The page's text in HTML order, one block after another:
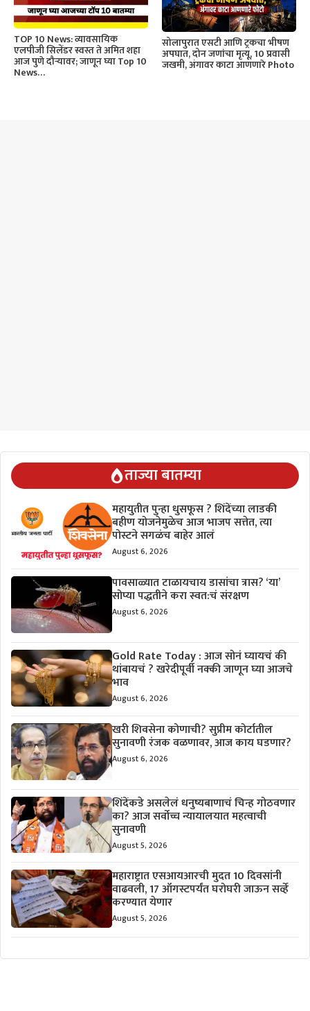
TOP 10 News: व्यावसायिक
एलपीजी सिलेंडर स्वस्त ते अमित शहा
आज पुणे दौऱ्यावर; जाणून घ्या Top 10
News…
सोलापुरात एसटी आणि ट्रकचा भीषण
अपघात, दोन जणांचा मृत्यू, 10 प्रवासी
जखमी, अंगावर काटा आणणारे Photo
ताज्या बातम्या
महायुतीत पुन्हा धुसफूस ? शिंदेंच्या लाडकी
बहीण योजनेमुळेच आज भाजप सत्तेत, त्या
पोस्टने सगळंच बाहेर आलं
August 6, 2026
पावसाळ्यात टाळायचाय डासांचा त्रास? ‘या’
सोप्या पद्धतीने करा स्वत:चं संरक्षण
August 6, 2026
Gold Rate Today : आज सोनं घ्यायचं की
थांबायचं ? खरेदीपूर्वी नक्की जाणून घ्या आजचे
भाव
August 6, 2026
खरी शिवसेना कोणाची? सुप्रीम कोर्टातील
सुनावणी रंजक वळणावर, आज काय घडणार?
August 6, 2026
शिंदेंकडे असलेलं धनुष्यबाणाचं चिन्ह गोठवणार
का? आज सर्वोच्च न्यायालयात महत्वाची
सुनावणी
August 5, 2026
महाराष्ट्रात एसआयआरची मुदत 10 दिवसांनी
वाढवली, 17 ऑगस्टपर्यंत घरोघरी जाऊन सर्व्हे
करण्यात येणार
August 5, 2026